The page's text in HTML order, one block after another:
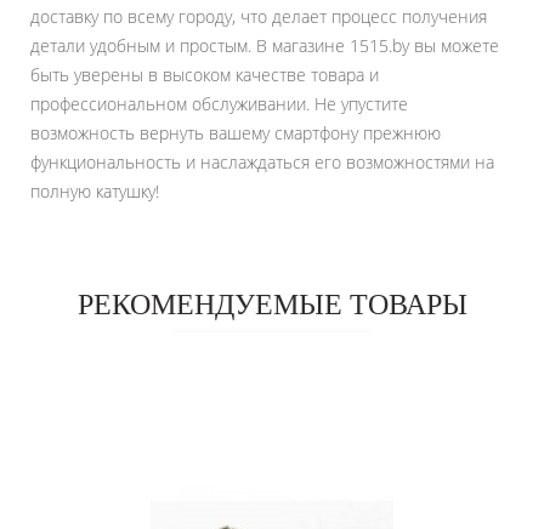
доставку по всему городу, что делает процесс получения
детали удобным и простым. В магазине 1515.by вы можете
быть уверены в высоком качестве товара и
профессиональном обслуживании. Не упустите
возможность вернуть вашему смартфону прежнюю
функциональность и наслаждаться его возможностями на
полную катушку!
РЕКОМЕНДУЕМЫЕ ТОВАРЫ